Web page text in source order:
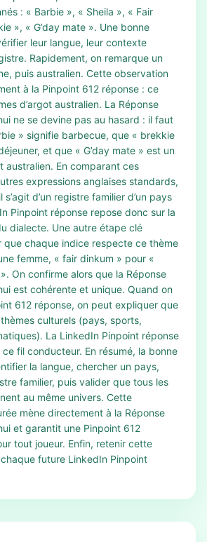
: « Barbie », « Sheila », « Fair
», « G’day mate ». Une bonne
leur langue, leur contexte
Rapidement, on remarque un
puis australien. Cette observation
à la Pinpoint 612 réponse : ce
d’argot australien. La Réponse
ne se devine pas au hasard : il faut
» signifie barbecue, que « brekkie
et que « G’day mate » est un
australien. En comparant ces
expressions anglaises standards,
s’agit d’un registre familier d’un pays
Pinpoint réponse repose donc sur la
dialecte. Une autre étape clé
que chaque indice respecte ce thème
femme, « fair dinkum » pour «
On confirme alors que la Réponse
est cohérente et unique. Quand on
612 réponse, on peut expliquer que
culturels (pays, sports,
La LinkedIn Pinpoint réponse
fil conducteur. En résumé, la bonne
la langue, chercher un pays,
familier, puis valider que tous les
au même univers. Cette
mène directement à la Réponse
et garantit une Pinpoint 612
tout joueur. Enfin, retenir cette
future LinkedIn Pinpoint